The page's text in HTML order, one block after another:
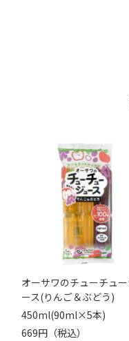
オーサワのチューチュー
ース(りんご＆ぶどう)
450ml(90ml×5本)
669円（税込）